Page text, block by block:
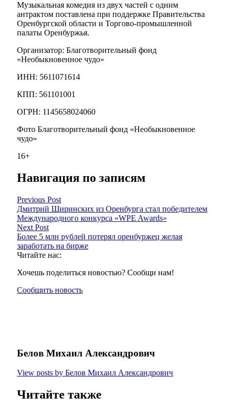
Музыкальная комедия из двух частей с одним
антрактом поставлена при поддержке Правительства
Оренбургской области и Торгово-промышленной
палаты Оренбуржья.
Организатор: Благотворительный фонд
«Необыкновенное чудо»
ИНН: 5611071614
КПП: 561101001
ОГРН: 1145658024060
Фото Благотворительный фонд «Необыкновенное
чудо»
16+
Навигация по записям
Previous Post
Дмитрий Ширинских из Оренбурга стал победителем
Международного конкурса «WPE Awards»
Next Post
Более 5 млн рублей потерял оренбуржец желая
заработать на бирже
Читайте нас:
Хочешь поделиться новостью? Сообщи нам!
Сообщить новость
Белов Михаил Александрович
View posts by Белов Михаил Александрович
Читайте также